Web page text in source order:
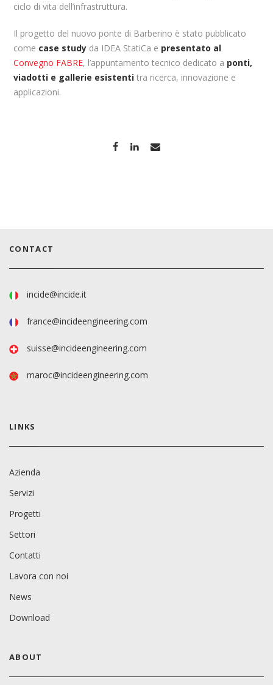
ciclo di vita dell’infrastruttura.
Il progetto del nuovo ponte di Barberino è stato pubblicato
come case study da IDEA StatiCa e presentato al
Convegno FABRE, l’appuntamento tecnico dedicato a ponti,
viadotti e gallerie esistentitra ricerca, innovazione e
applicazioni.
CONTACT
incide@incide.it
france@incideengineering.com
suisse@incideengineering.com
maroc@incideengineering.com
LINKS
Azienda
Servizi
Progetti
Settori
Contatti
Lavora con noi
News
Download
ABOUT